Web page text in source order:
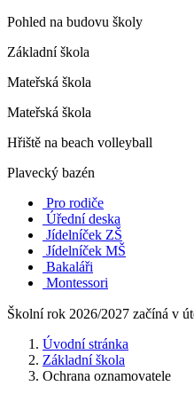
Pohled na budovu školy
Základní škola
Mateřská škola
Mateřská škola
Hřiště na beach volleyball
Plavecký bazén
Pro rodiče
Úřední deska
Jídelníček ZŠ
Jídelníček MŠ
Bakaláři
Montessori
Školní rok 2026/2027 začíná v
Úvodní stránka
Základní škola
Ochrana oznamovatele